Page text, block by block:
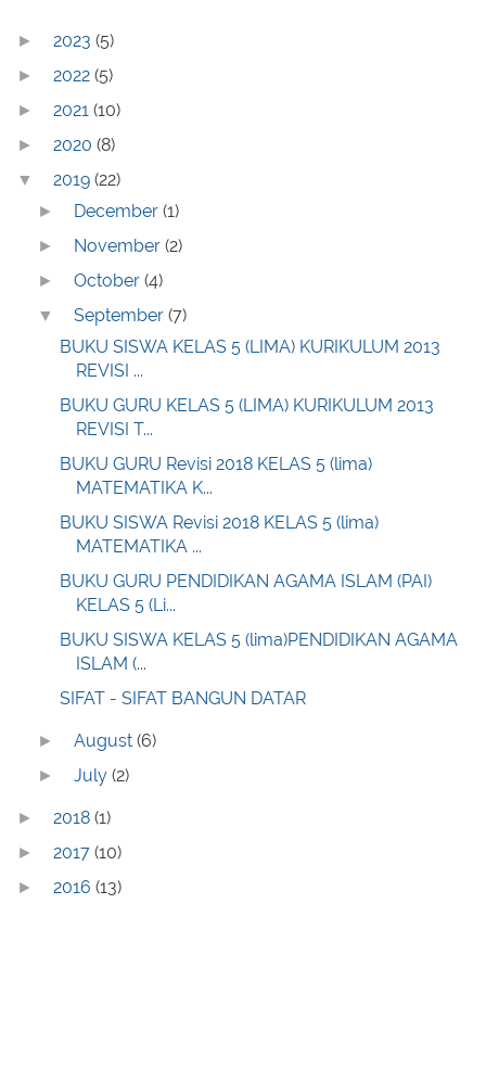
► 2023 (5)
► 2022 (5)
► 2021 (10)
► 2020 (8)
▼ 2019 (22)
► December(1)
► November(2)
► October(4)
▼ September(7)
BUKU SISWA KELAS 5 (LIMA) KURIKULUM 2013
REVISI ...
BUKU GURU KELAS 5 (LIMA) KURIKULUM 2013
REVISI T...
BUKU GURU Revisi 2018 KELAS 5 (lima)
MATEMATIKA K...
BUKU SISWA Revisi 2018 KELAS 5 (lima)
MATEMATIKA ...
BUKU GURU PENDIDIKAN AGAMA ISLAM (PAI)
KELAS 5 (Li...
BUKU SISWA KELAS 5 (lima)PENDIDIKAN AGAMA
ISLAM (...
SIFAT - SIFAT BANGUN DATAR
► August(6)
► July(2)
► 2018 (1)
► 2017 (10)
► 2016 (13)